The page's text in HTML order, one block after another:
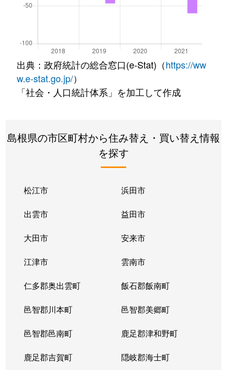
出典：政府統計の総合窓口(e-Stat)（https://ww
w.e-stat.go.jp/）
「社会・人口統計体系」を加工して作成
島根県の市区町村から住み替え・買い替え情報
を探す
松江市 浜田市
出雲市 益田市
大田市 安来市
江津市 雲南市
仁多郡奥出雲町 飯石郡飯南町
邑智郡川本町 邑智郡美郷町
邑智郡邑南町 鹿足郡津和野町
鹿足郡吉賀町 隠岐郡海士町